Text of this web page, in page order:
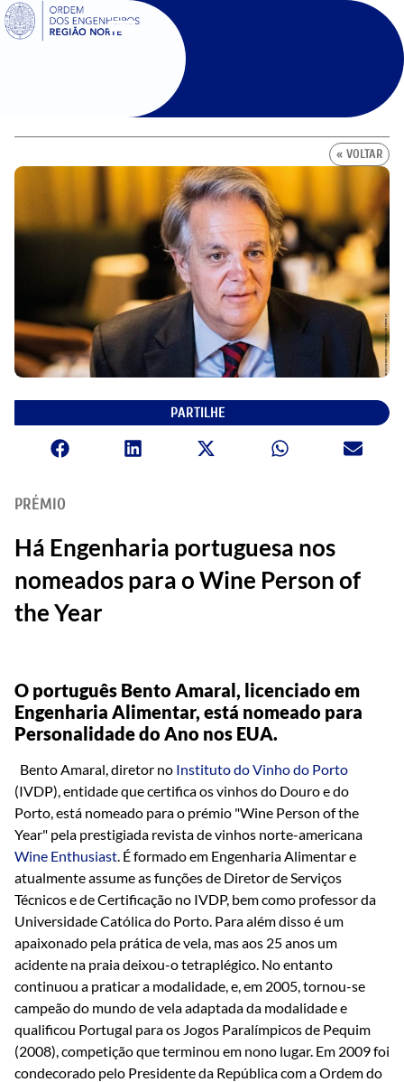
SIGOE
« VOLTAR
PARTILHE
PRÉMIO
Há Engenharia portuguesa nos
nomeados para o Wine Person of
the Year
O português Bento Amaral, licenciado em
Engenharia Alimentar, está nomeado para
Personalidade do Ano nos EUA.
Bento Amaral, diretor no Instituto do Vinho do Porto
(IVDP), entidade que certifica os vinhos do Douro e do
Porto, está nomeado para o prémio "Wine Person of the
Year" pela prestigiada revista de vinhos norte-americana
Wine Enthusiast . É formado em Engenharia Alimentar e
atualmente assume as funções de Diretor de Serviços
Técnicos e de Certificação no IVDP, bem como professor da
Universidade Católica do Porto. Para além disso é um
apaixonado pela prática de vela, mas aos 25 anos um
acidente na praia deixou-o tetraplégico. No entanto
continuou a praticar a modalidade, e, em 2005, tornou-se
campeão do mundo de vela adaptada da modalidade e
qualificou Portugal para os Jogos Paralímpicos de Pequim
(2008), competição que terminou em nono lugar. Em 2009 foi
condecorado pelo Presidente da República com a Ordem do